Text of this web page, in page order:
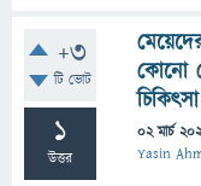
+3
টি ভোট
1
উত্তর
কোনো
02 মার্চ
Yasin